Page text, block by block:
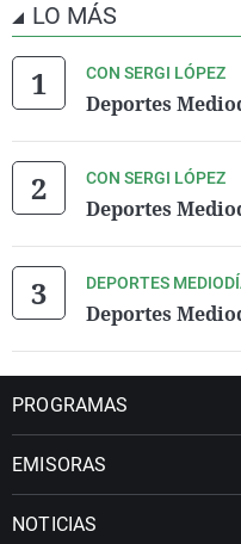
LO MÁS
CON SERGI LÓPEZ
Deportes
CON SERGI LÓPEZ
Deportes
DEPORTES
Deportes
PROGRAMAS
EMISORAS
NOTICIAS